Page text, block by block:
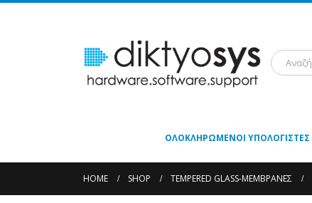
ΟΛΟΚΛΗΡΩΜΈΝΟΙ ΥΠΟΛΟΓΙΣΤΈΣ
HOME SHOP TEMPERED GLASS-ΜΕΜΒΡΆΝΕΣ